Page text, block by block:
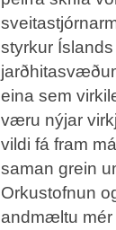
styrkur
eina sem
væru nýjar
vildi fá fram
saman grein
Orkustofnun
andmæltu mér